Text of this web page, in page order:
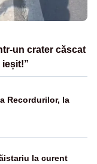
un crater căscat
Recordurilor, la
la curent